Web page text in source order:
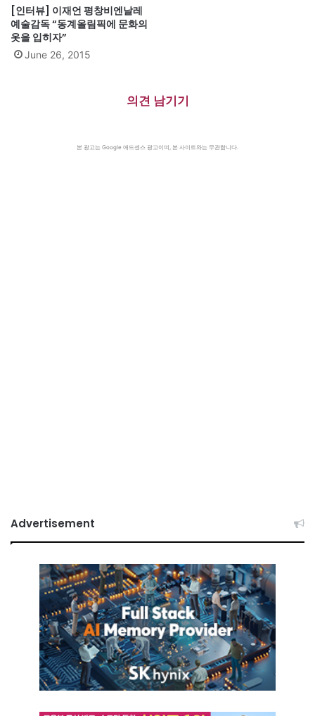
[인터뷰] 이재언 평창비엔날레
예술감독 “동계올림픽에 문화의
옷을 입히자”
June 26, 2015
의견 남기기
본 광고는 Google 애드센스 광고이며, 본 사이트와는 무관합니다.
Advertisement